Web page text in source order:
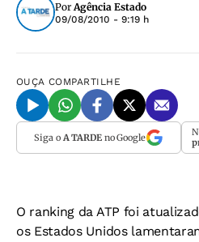
PorAgência Estado
09/08/2010 - 9:19 h
OUÇA COMPARTILHE
Siga o A TARDEno Google
O ranking da ATP foi
os Estados Unidos